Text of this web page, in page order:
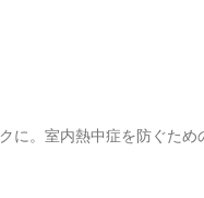
に。室内熱中症を防ぐため